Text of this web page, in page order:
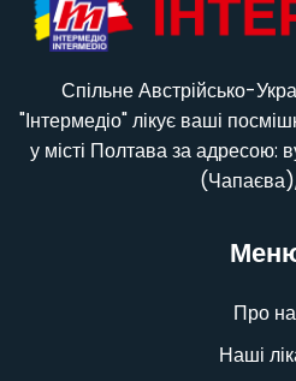
Спільне Австрійсько-
"Інтермедіо" лікує ваші
у місті Полтава за адресою:
Про
Наші